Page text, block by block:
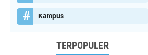
Kampus
TERPOPULER